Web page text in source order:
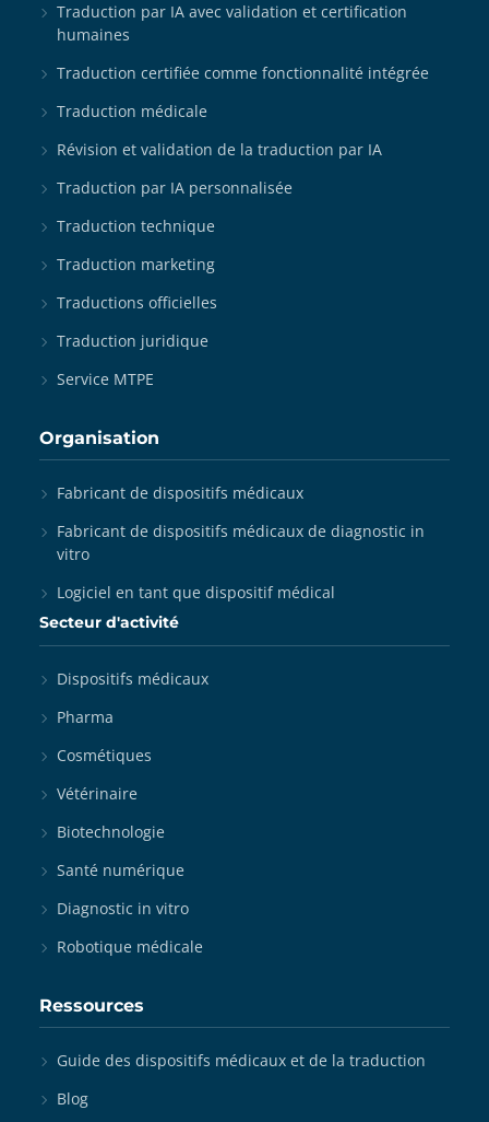
Traduction par IA avec validation et certification
humaines
Traduction certifiée comme fonctionnalité intégrée
Traduction médicale
Révision et validation de la traduction par IA
Traduction par IA personnalisée
Traduction technique
Traduction marketing
Traductions officielles
Traduction juridique
Service MTPE
Organisation
Fabricant de dispositifs médicaux
Fabricant de dispositifs médicaux de diagnostic in
vitro
Logiciel en tant que dispositif médical
Secteur d'activité
Dispositifs médicaux
Pharma
Cosmétiques
Vétérinaire
Biotechnologie
Santé numérique
Diagnostic in vitro
Robotique médicale
Ressources
Guide des dispositifs médicaux et de la traduction
Blog